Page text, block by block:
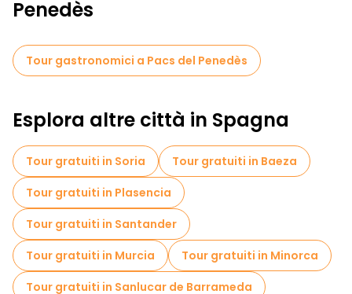
Penedès
Tour gastronomici a Pacs del Penedès
Esplora altre città in Spagna
Tour gratuiti in Soria
Tour gratuiti in Baeza
Tour gratuiti in Plasencia
Tour gratuiti in Santander
Tour gratuiti in Murcia
Tour gratuiti in Minorca
Tour gratuiti in Sanlucar de Barrameda